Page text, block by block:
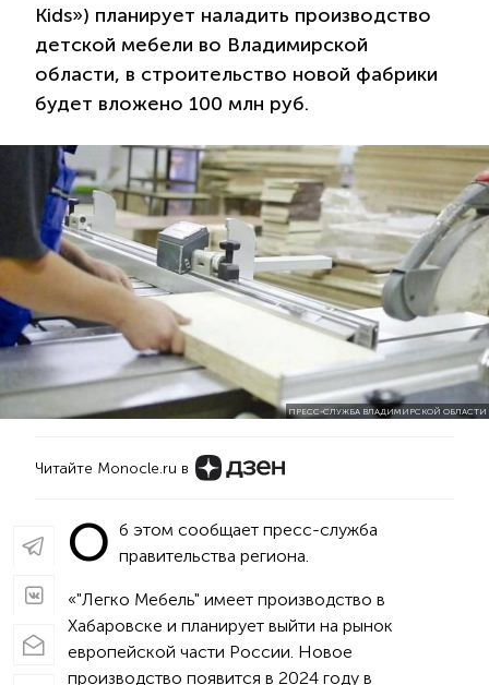
Kids») планирует наладить производство
детской мебели во Владимирской
области, в строительство новой фабрики
будет вложено 100 млн руб.
ПРЕСС-СЛУЖБА ВЛАДИМИРСКОЙ ОБЛАСТИ
Читайте Monocle.ru в
О б этом сообщает пресс-служба
правительства региона.
«"Легко Мебель" имеет производство в
Хабаровске и планирует выйти на рынок
европейской части России. Новое
производство появится в 2024 году в